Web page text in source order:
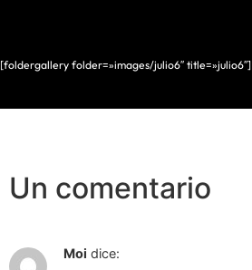
[foldergallery folder=»images/julio6″ title=»julio6″]
Un comentario
Moi dice: